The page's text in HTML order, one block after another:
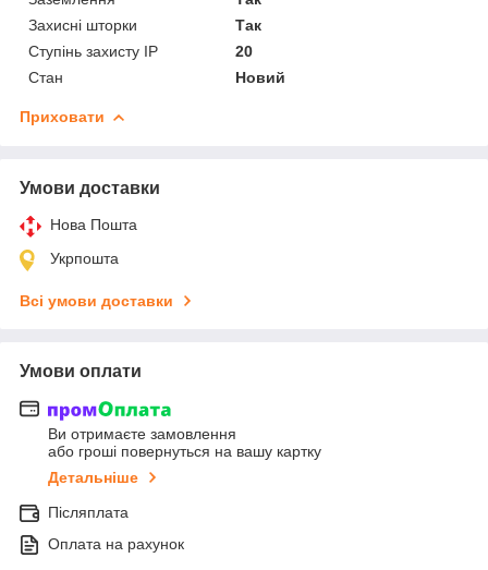
Захисні шторки
Так
Ступінь захисту IP
20
Стан
Новий
Приховати
Умови доставки
Нова Пошта
Укрпошта
Всі умови доставки
Умови оплати
Ви отримаєте замовлення
або гроші повернуться на вашу картку
Детальніше
Післяплата
Оплата на рахунок